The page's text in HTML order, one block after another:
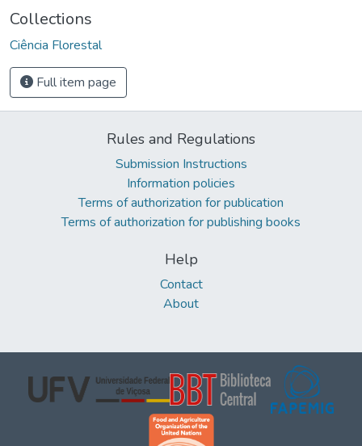
Collections
Ciência Florestal
Full item page
Rules and Regulations
Submission Instructions
Information policies
Terms of authorization for publication
Terms of authorization for publishing books
Help
Contact
About